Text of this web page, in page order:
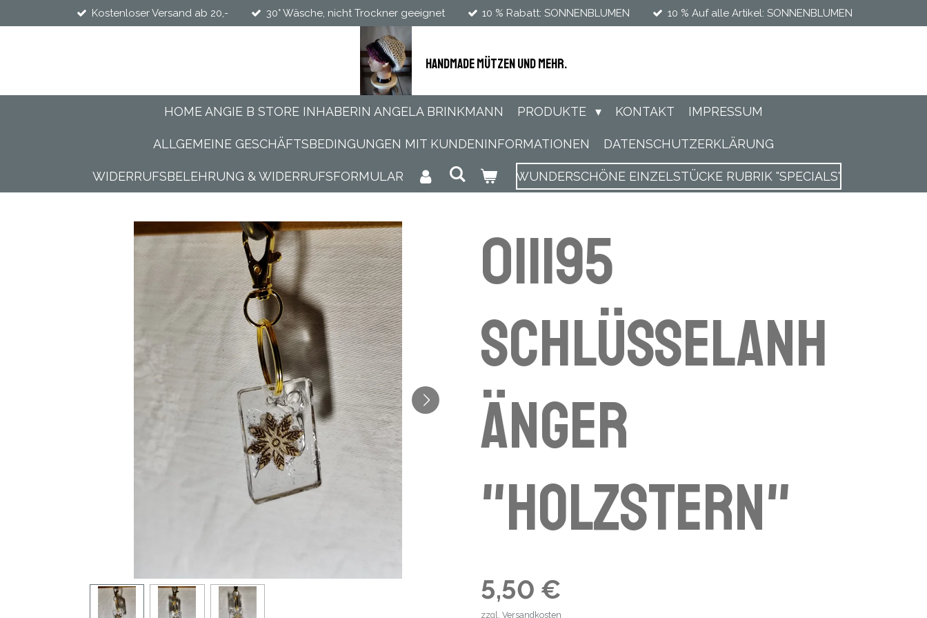
Hauptinhalt
Kostenloser Versand ab 20,- 30° Wäsche, nicht Trockner geeignet 10 % Rabatt: SONNENBLUMEN 10 % Auf alle Artikel: SONNENBLUMEN
Handmade Mützen und mehr.
HOME ANGIE B STORE INHABERIN ANGELA BRINKMANN PRODUKTE KONTAKT IMPRESSUM
ALLGEMEINE GESCHÄFTSBEDINGUNGEN MIT KUNDENINFORMATIONEN DATENSCHUTZERKLÄRUNG
WIDERRUFSBELEHRUNG & WIDERRUFSFORMULAR WUNDERSCHÖNE EINZELSTÜCKE RUBRIK "SPECIALS"
011195
Schlüsselanh
änger
"Holzstern"
5,50 €
zzgl. Versandkosten